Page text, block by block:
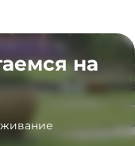
на